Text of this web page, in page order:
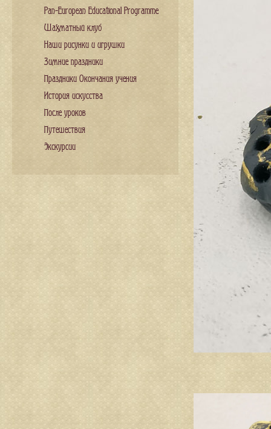
Pan-European Educational Programme
Шахматный клуб
Наши рисунки и игрушки
Зимние праздники
Праздники Окончания учения
История искусства
После уроков
Путешествия
Экскурсии